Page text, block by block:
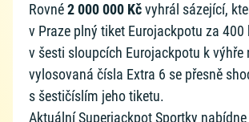
Rovné2 000 000 Kčvyhrál sázející,
v Praze plný tiket Eurojackpotu za 400
v šesti sloupcích Eurojackpotu k výhře
vylosovaná čísla Extra 6 se přesně
s šestičíslím jeho tiketu.
Aktuální Superjackpot Sportky nabídne